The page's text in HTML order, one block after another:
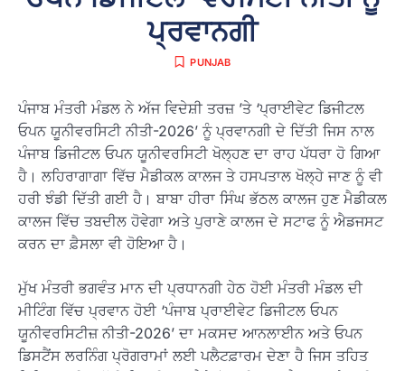
ਪ੍ਰਵਾਨਗੀ
PUNJAB
ਪੰਜਾਬ ਮੰਤਰੀ ਮੰਡਲ ਨੇ ਅੱਜ ਵਿਦੇਸ਼ੀ ਤਰਜ਼ ’ਤੇ ‘ਪ੍ਰਾਈਵੇਟ ਡਿਜੀਟਲ
ਓਪਨ ਯੂਨੀਵਰਸਿਟੀ ਨੀਤੀ-2026’ ਨੂੰ ਪ੍ਰਵਾਨਗੀ ਦੇ ਦਿੱਤੀ ਜਿਸ ਨਾਲ
ਪੰਜਾਬ ਡਿਜੀਟਲ ਓਪਨ ਯੂਨੀਵਰਸਿਟੀ ਖੋਲ੍ਹਣ ਦਾ ਰਾਹ ਪੱਧਰਾ ਹੋ ਗਿਆ
ਹੈ। ਲਹਿਰਾਗਾਗਾ ਵਿੱਚ ਮੈਡੀਕਲ ਕਾਲਜ ਤੇ ਹਸਪਤਾਲ ਖੋਲ੍ਹੇ ਜਾਣ ਨੂੰ ਵੀ
ਹਰੀ ਝੰਡੀ ਦਿੱਤੀ ਗਈ ਹੈ। ਬਾਬਾ ਹੀਰਾ ਸਿੰਘ ਭੱਠਲ ਕਾਲਜ ਹੁਣ ਮੈਡੀਕਲ
ਕਾਲਜ ਵਿੱਚ ਤਬਦੀਲ ਹੋਵੇਗਾ ਅਤੇ ਪੁਰਾਣੇ ਕਾਲਜ ਦੇ ਸਟਾਫ ਨੂੰ ਐਡਜਸਟ
ਕਰਨ ਦਾ ਫ਼ੈਸਲਾ ਵੀ ਹੋਇਆ ਹੈ।
ਮੁੱਖ ਮੰਤਰੀ ਭਗਵੰਤ ਮਾਨ ਦੀ ਪ੍ਰਧਾਨਗੀ ਹੇਠ ਹੋਈ ਮੰਤਰੀ ਮੰਡਲ ਦੀ
ਮੀਟਿੰਗ ਵਿੱਚ ਪ੍ਰਵਾਨ ਹੋਈ ‘ਪੰਜਾਬ ਪ੍ਰਾਈਵੇਟ ਡਿਜੀਟਲ ਓਪਨ
ਯੂਨੀਵਰਸਿਟੀਜ਼ ਨੀਤੀ-2026’ ਦਾ ਮਕਸਦ ਆਨਲਾਈਨ ਅਤੇ ਓਪਨ
ਡਿਸਟੈਂਸ ਲਰਨਿੰਗ ਪ੍ਰੋਗਰਾਮਾਂ ਲਈ ਪਲੈਟਫ਼ਾਰਮ ਦੇਣਾ ਹੈ ਜਿਸ ਤਹਿਤ